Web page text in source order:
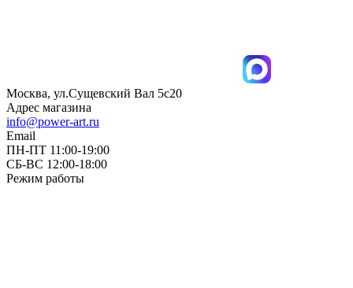
Москва, ул.Сущевский Вал 5с20
Адрес магазина
info@power-art.ru
Email
ПН-ПТ 11:00-19:00
СБ-ВС 12:00-18:00
Режим работы